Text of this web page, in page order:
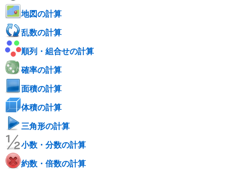
地図の計算
乱数の計算
順列・組合せの計算
確率の計算
面積の計算
体積の計算
三角形の計算
小数・分数の計算
約数・倍数の計算